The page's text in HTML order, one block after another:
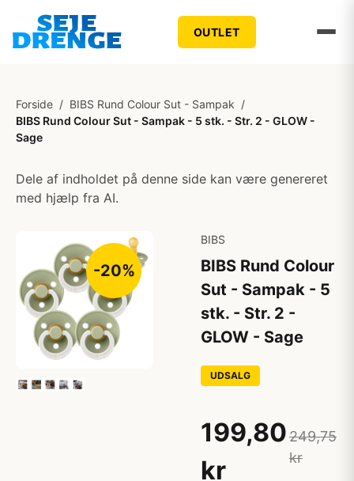
OUTLET
Forside / BIBS Rund Colour Sut - Sampak /
BIBS Rund Colour Sut - Sampak - 5 stk. - Str. 2 - GLOW -
Sage
Dele af indholdet på denne side kan være genereret
med hjælp fra AI.
-20%
BIBS
BIBS Rund Colour
Sut - Sampak - 5
stk. - Str. 2 -
GLOW - Sage
UDSALG
199,80
kr
249,75
kr